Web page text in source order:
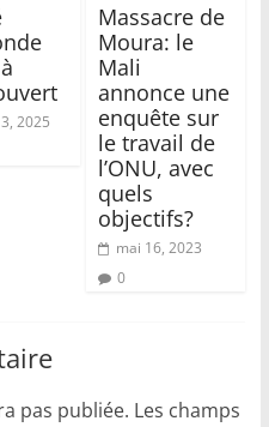
2025
Massacre de
Moura: le
Mali
annonce une
enquête sur
le travail de
l’ONU, avec
quels
objectifs?
mai 16, 2023
0
pas publiée. Les champs